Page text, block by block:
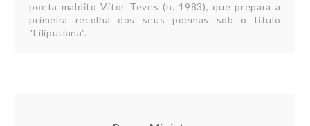
poeta maldito Vítor Teves (n. 1983), que prepara a
primeira recolha dos seus poemas sob o título
"Liliputiana".